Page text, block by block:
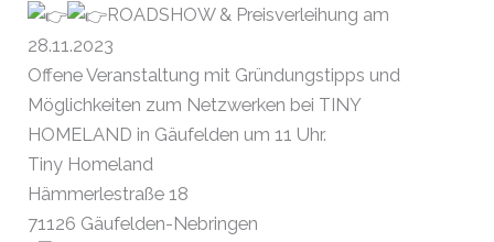
ROADSHOW & Preisverleihung am
28.11.2023
Offene Veranstaltung mit Gründungstipps und
Möglichkeiten zum Netzwerken bei TINY
HOMELAND in Gäufelden um 11 Uhr.
Tiny Homeland
Hämmerlestraße 18
71126 Gäufelden-Nebringen